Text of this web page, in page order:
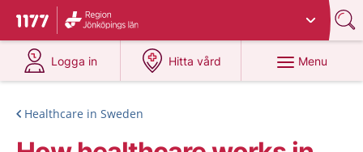
To start page for 1177
Du har valt region
Logga in
at 1177.se
Hitta vård
at 1177.se
Menu
Healthcare in Sweden